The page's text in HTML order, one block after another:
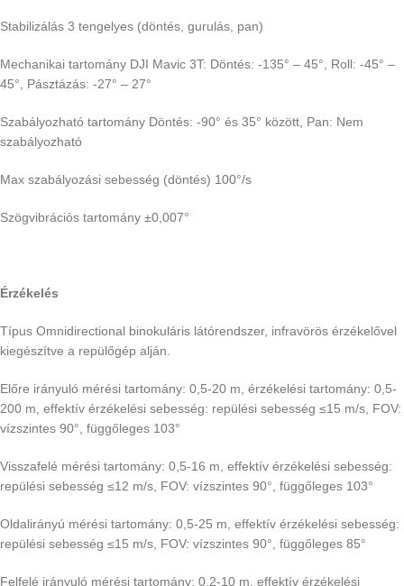
Stabilizálás 3 tengelyes (döntés, gurulás, pan)
Mechanikai tartomány DJI Mavic 3T: Döntés: -135° – 45°, Roll: -45° –
45°, Pásztázás: -27° – 27°
Szabályozható tartomány Döntés: -90° és 35° között, Pan: Nem
szabályozható
Max szabályozási sebesség (döntés) 100°/s
Szögvibrációs tartomány ±0,007°
Érzékelés
Típus Omnidirectional binokuláris látórendszer, infravörös érzékelővel
kiegészítve a repülőgép alján.
Előre irányuló mérési tartomány: 0,5-20 m, érzékelési tartomány: 0,5-
200 m, effektív érzékelési sebesség: repülési sebesség ≤15 m/s, FOV:
vízszintes 90°, függőleges 103°
Visszafelé mérési tartomány: 0,5-16 m, effektív érzékelési sebesség:
repülési sebesség ≤12 m/s, FOV: vízszintes 90°, függőleges 103°
Oldalirányú mérési tartomány: 0,5-25 m, effektív érzékelési sebesség:
repülési sebesség ≤15 m/s, FOV: vízszintes 90°, függőleges 85°
Felfelé irányuló mérési tartomány: 0,2-10 m, effektív érzékelési